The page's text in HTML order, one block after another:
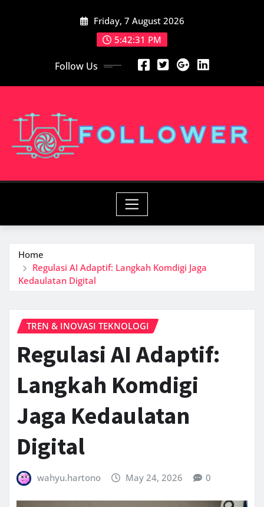
Friday, 7 August 2026
5:42:33 PM
Follow Us
Home
Regulasi AI Adaptif: Langkah Komdigi Jaga
Kedaulatan Digital
TREN & INOVASI TEKNOLOGI
Regulasi AI Adaptif:
Langkah Komdigi
Jaga Kedaulatan
Digital
wahyu.hartono May 24, 2026 0